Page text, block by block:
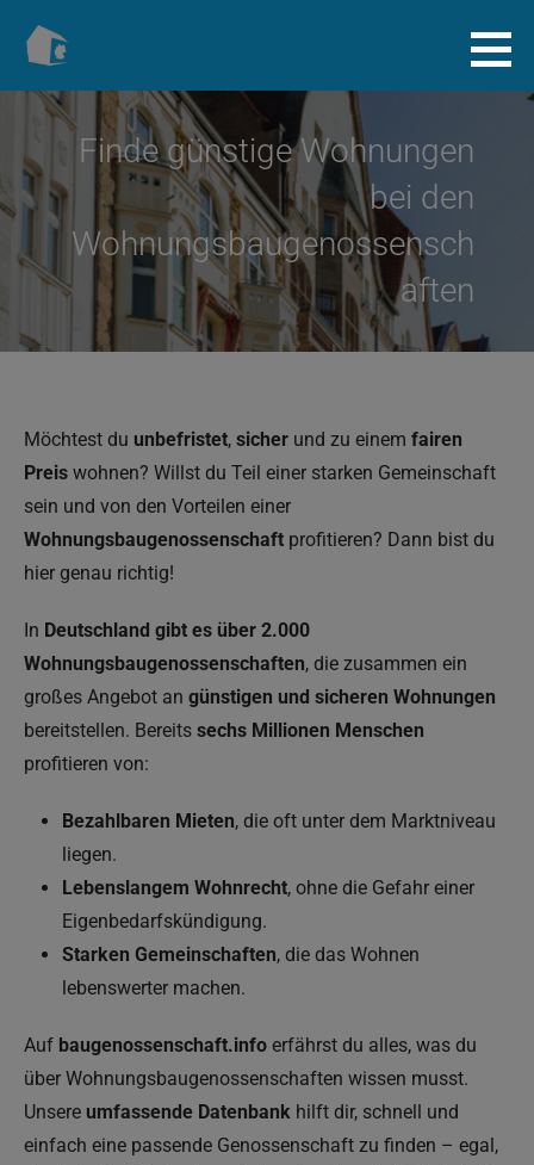
Inhalt
Baugenossenschaft.info
Finde günstige Wohnungen
bei den
Wohnungsbaugenossensch
aften
Möchtest du unbefristet, sicher und zu einem fairen
Preis wohnen? Willst du Teil einer starken Gemeinschaft
sein und von den Vorteilen einer
Wohnungsbaugenossenschaft profitieren? Dann bist du
hier genau richtig!
In Deutschland gibt es über 2.000
Wohnungsbaugenossenschaften, die zusammen ein
großes Angebot an günstigen und sicheren Wohnungen
bereitstellen. Bereits sechs Millionen Menschen
profitieren von:
Bezahlbaren Mieten, die oft unter dem Marktniveau
liegen.
Lebenslangem Wohnrecht, ohne die Gefahr einer
Eigenbedarfskündigung.
Starken Gemeinschaften, die das Wohnen
lebenswerter machen.
Auf baugenossenschaft.info erfährst du alles, was du
über Wohnungsbaugenossenschaften wissen musst.
Unsere umfassende Datenbank hilft dir, schnell und
einfach eine passende Genossenschaft zu finden – egal,